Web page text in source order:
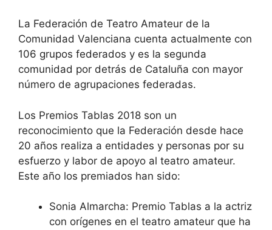
La Federación de Teatro Amateur de la
Comunidad Valenciana cuenta actualmente con
106 grupos federados y es la segunda
comunidad por detrás de Cataluña con mayor
número de agrupaciones federadas.
Los Premios Tablas 2018 son un
reconocimiento que la Federación desde hace
20 años realiza a entidades y personas por su
esfuerzo y labor de apoyo al teatro amateur.
Este año los premiados han sido:
Sonia Almarcha: Premio Tablas a la actriz
con orígenes en el teatro amateur que ha